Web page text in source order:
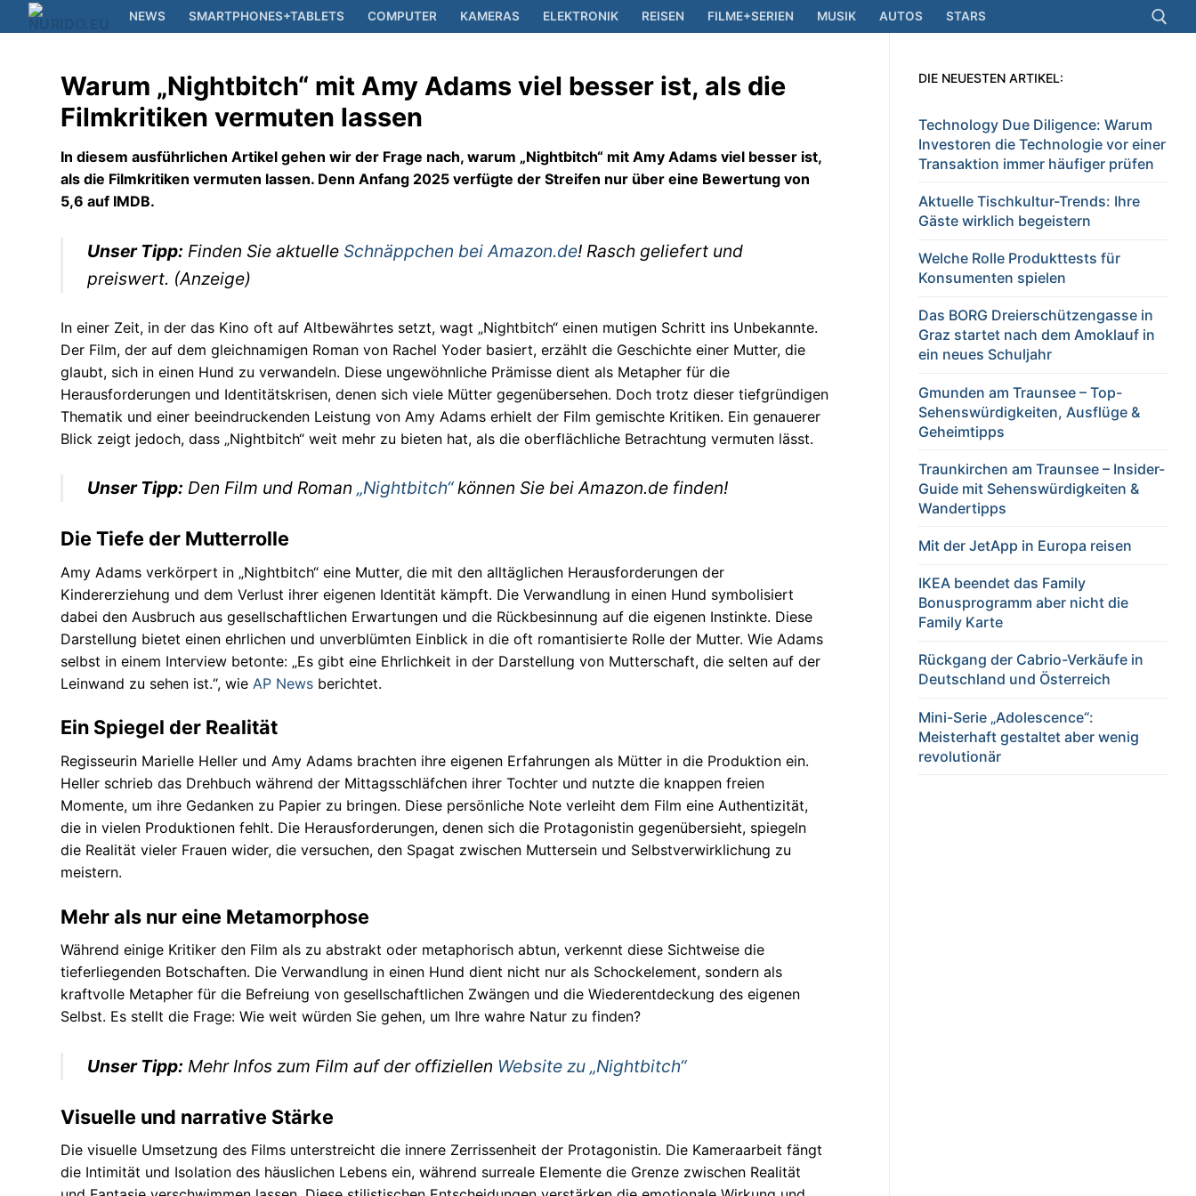
Inhalt
NEWS SMARTPHONES+TABLETS COMPUTER KAMERAS ELEKTRONIK REISEN FILME+SERIEN MUSIK AUTOS STARS
News
Smartphones+Tablets
Computer
Elektronik
Filme+Serien
Musik
Autos
Warum „Nightbitch“ mit Amy Adams viel besser ist, als die
Filmkritiken vermuten lassen
In diesem ausführlichen Artikel gehen wir der Frage nach, warum „Nightbitch“ mit Amy Adams viel besser ist,
als die Filmkritiken vermuten lassen. Denn Anfang 2025 verfügte der Streifen nur über eine Bewertung von
5,6 auf IMDB.
Unser Tipp: Finden Sie aktuelle Schnäppchen bei Amazon.de! Rasch geliefert und
preiswert. (Anzeige)
In einer Zeit, in der das Kino oft auf Altbewährtes setzt, wagt „Nightbitch“ einen mutigen Schritt ins Unbekannte.
Der Film, der auf dem gleichnamigen Roman von Rachel Yoder basiert, erzählt die Geschichte einer Mutter, die
glaubt, sich in einen Hund zu verwandeln. Diese ungewöhnliche Prämisse dient als Metapher für die
Herausforderungen und Identitätskrisen, denen sich viele Mütter gegenübersehen. Doch trotz dieser tiefgründigen
Thematik und einer beeindruckenden Leistung von Amy Adams erhielt der Film gemischte Kritiken. Ein genauerer
Blick zeigt jedoch, dass „Nightbitch“ weit mehr zu bieten hat, als die oberflächliche Betrachtung vermuten lässt.
Unser Tipp: Den Film und Roman„Nightbitch“können Sie bei Amazon.de finden!
Die Tiefe der Mutterrolle
Amy Adams verkörpert in „Nightbitch“ eine Mutter, die mit den alltäglichen Herausforderungen der
Kindererziehung und dem Verlust ihrer eigenen Identität kämpft. Die Verwandlung in einen Hund symbolisiert
dabei den Ausbruch aus gesellschaftlichen Erwartungen und die Rückbesinnung auf die eigenen Instinkte. Diese
Darstellung bietet einen ehrlichen und unverblümten Einblick in die oft romantisierte Rolle der Mutter. Wie Adams
selbst in einem Interview betonte: „Es gibt eine Ehrlichkeit in der Darstellung von Mutterschaft, die selten auf der
Leinwand zu sehen ist.“, wie AP News berichtet.
Ein Spiegel der Realität
Regisseurin Marielle Heller und Amy Adams brachten ihre eigenen Erfahrungen als Mütter in die Produktion ein.
Heller schrieb das Drehbuch während der Mittagsschläfchen ihrer Tochter und nutzte die knappen freien
Momente, um ihre Gedanken zu Papier zu bringen. Diese persönliche Note verleiht dem Film eine Authentizität,
die in vielen Produktionen fehlt. Die Herausforderungen, denen sich die Protagonistin gegenübersieht, spiegeln
die Realität vieler Frauen wider, die versuchen, den Spagat zwischen Muttersein und Selbstverwirklichung zu
meistern.
Mehr als nur eine Metamorphose
Während einige Kritiker den Film als zu abstrakt oder metaphorisch abtun, verkennt diese Sichtweise die
tieferliegenden Botschaften. Die Verwandlung in einen Hund dient nicht nur als Schockelement, sondern als
kraftvolle Metapher für die Befreiung von gesellschaftlichen Zwängen und die Wiederentdeckung des eigenen
Selbst. Es stellt die Frage: Wie weit würden Sie gehen, um Ihre wahre Natur zu finden?
Unser Tipp: Mehr Infos zum Film auf der offiziellen Website zu „Nightbitch“
Visuelle und narrative Stärke
Die visuelle Umsetzung des Films unterstreicht die innere Zerrissenheit der Protagonistin. Die Kameraarbeit fängt
die Intimität und Isolation des häuslichen Lebens ein, während surreale Elemente die Grenze zwischen Realität
DIE NEUESTEN ARTIKEL:
Technology Due Diligence: Warum
Investoren die Technologie vor einer
Transaktion immer häufiger prüfen
Aktuelle Tischkultur-Trends: Ihre
Gäste wirklich begeistern
Welche Rolle Produkttests für
Konsumenten spielen
Das BORG Dreierschützengasse in
Graz startet nach dem Amoklauf in
ein neues Schuljahr
Gmunden am Traunsee – Top-
Sehenswürdigkeiten, Ausflüge &
Geheimtipps
Traunkirchen am Traunsee – Insider-
Guide mit Sehenswürdigkeiten &
Wandertipps
Mit der JetApp in Europa reisen
IKEA beendet das Family
Bonusprogramm aber nicht die
Family Karte
Rückgang der Cabrio-Verkäufe in
Deutschland und Österreich
Mini-Serie „Adolescence“:
Meisterhaft gestaltet aber wenig
revolutionär